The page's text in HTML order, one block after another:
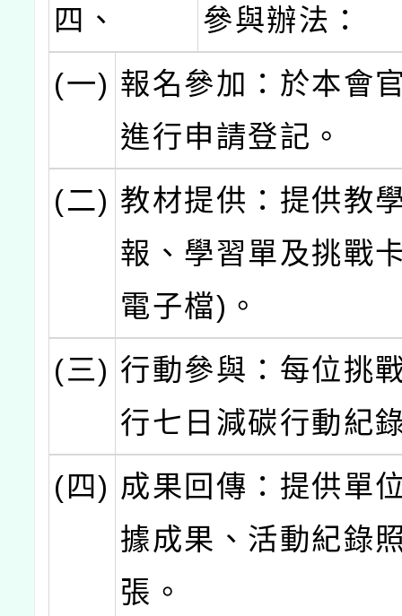
四、
參與辦法：
(一) 報名參加：於本會
進行申請登記。
(二) 教材提供：提供教
報、學習單及挑戰
電子檔)。
(三) 行動參與：每位挑
行七日減碳行動紀
(四) 成果回傳：提供單
據成果、活動紀錄
張。